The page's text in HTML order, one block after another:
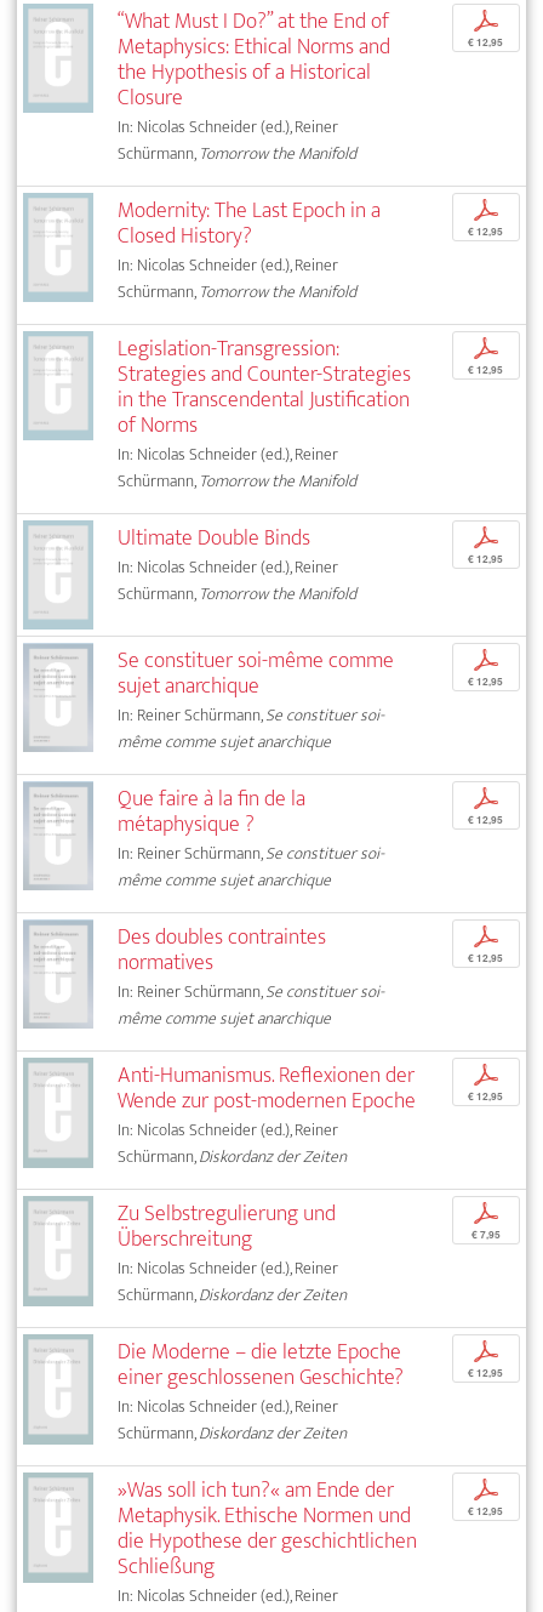
“What Must I Do?” at the End of
Metaphysics: Ethical Norms and
the Hypothesis of a Historical
Closure
In: Nicolas Schneider (ed.), Reiner
Schürmann,Tomorrow the Manifold
p
€ 12,95
Modernity: The Last Epoch in a
Closed History?
In: Nicolas Schneider (ed.), Reiner
Schürmann,Tomorrow the Manifold
p
€ 12,95
Legislation-Transgression:
Strategies and Counter-Strategies
in the Transcendental Justification
of Norms
In: Nicolas Schneider (ed.), Reiner
Schürmann,Tomorrow the Manifold
p
€ 12,95
Ultimate Double Binds
In: Nicolas Schneider (ed.), Reiner
Schürmann,Tomorrow the Manifold
p
€ 12,95
Se constituer soi-même comme
sujet anarchique
In: Reiner Schürmann,Se constituer soi-
même comme sujet anarchique
p
€ 12,95
Que faire à la fin de la
métaphysique ?
In: Reiner Schürmann,Se constituer soi-
même comme sujet anarchique
p
€ 12,95
Des doubles contraintes
normatives
In: Reiner Schürmann,Se constituer soi-
même comme sujet anarchique
p
€ 12,95
Anti-Humanismus. Reflexionen der
Wende zur post-modernen Epoche
In: Nicolas Schneider (ed.), Reiner
Schürmann,Diskordanz der Zeiten
p
€ 12,95
Zu Selbstregulierung und
Überschreitung
In: Nicolas Schneider (ed.), Reiner
Schürmann,Diskordanz der Zeiten
p
€ 7,95
Die Moderne – die letzte Epoche
einer geschlossenen Geschichte?
In: Nicolas Schneider (ed.), Reiner
Schürmann,Diskordanz der Zeiten
p
€ 12,95
»Was soll ich tun?« am Ende der
Metaphysik. Ethische Normen und
die Hypothese der geschichtlichen
Schließung
In: Nicolas Schneider (ed.), Reiner
p
€ 12,95